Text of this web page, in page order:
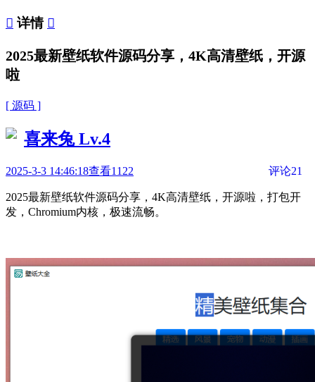
 详情 
2025最新壁纸软件源码分享，4K高清壁纸，开源
啦
[ 源码 ]
喜来兔Lv.4
2025-3-3 14:46:18查看1122 评论21
2025最新壁纸软件源码分享，4K高清壁纸，开源啦，打包开
发，Chromium内核，极速流畅。